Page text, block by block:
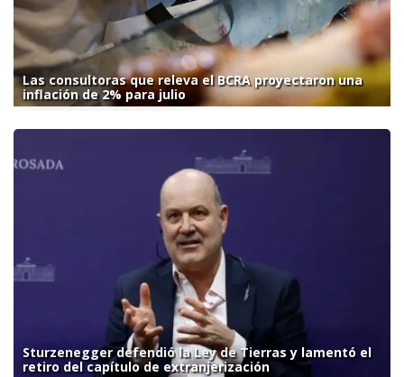
Las consultoras que releva el BCRA proyectaron una
inflación de 2% para julio
Sturzenegger defendió la Ley de Tierras y lamentó el
retiro del capítulo de extranjerización